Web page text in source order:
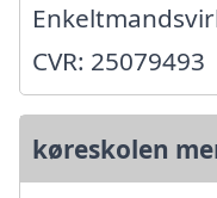
CVR: 25079493
køreskolen